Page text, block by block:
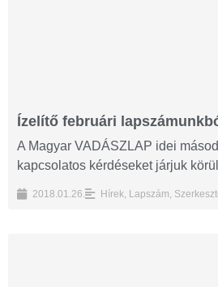
Ízelítő februári
A Magyar VADÁSZLAP idei
kapcsolatos kérdéseket járjuk
2018.01.26. Hírek, Lapszám,